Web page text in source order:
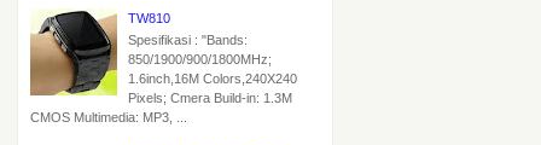
TW810
Spesifikasi : "Bands:
850/1900/900/1800MHz;
1.6inch,16M Colors,240X240
Pixels; Cmera Build-in: 1.3M
CMOS Multimedia: MP3, ...